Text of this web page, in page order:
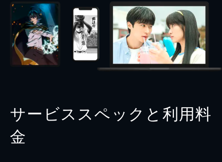
サービススペックと利用料
金